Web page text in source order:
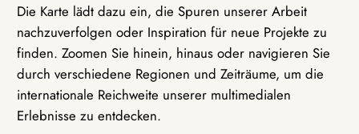
Die Karte lädt dazu ein, die Spuren unserer Arbeit
nachzuverfolgen oder Inspiration für neue Projekte zu
finden. Zoomen Sie hinein, hinaus oder navigieren Sie
durch verschiedene Regionen und Zeiträume, um die
internationale Reichweite unserer multimedialen
Erlebnisse zu entdecken.